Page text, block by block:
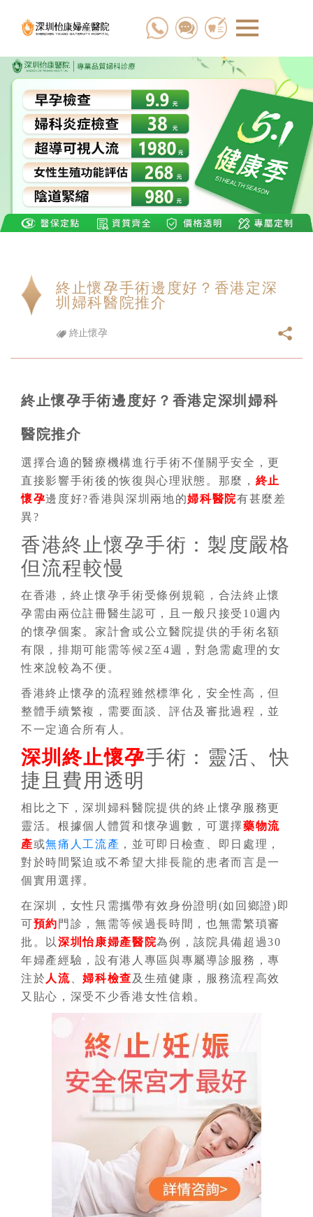
終止懷孕手術邊度好？香港定深
圳婦科醫院推介
終止懷孕
終止懷孕手術邊度好？香港定深圳婦科
醫院推介
選擇合適的醫療機構進行手術不僅關乎安全，更
直接影響手術後的恢復與心理狀態。那麼， 終止
懷孕邊度好?香港與深圳兩地的婦科醫院有甚麼差
異?
香港終止懷孕手術：製度嚴格
但流程較慢
在香港，終止懷孕手術受條例規範，合法終止懷
孕需由兩位註冊醫生認可，且一般只接受10週內
的懷孕個案。家計會或公立醫院提供的手術名額
有限，排期可能需等候2至4週，對急需處理的女
性來說較為不便。
香港終止懷孕的流程雖然標準化，安全性高，但
整體手續繁複，需要面談、評估及審批過程，並
不一定適合所有人。
深圳終止懷孕手術：靈活、快
捷且費用透明
相比之下，深圳婦科醫院提供的終止懷孕服務更
靈活。根據個人體質和懷孕週數，可選擇藥物流
產或無痛人工流產 ，並可即日檢查、即日處理，
對於時間緊迫或不希望大排長龍的患者而言是一
個實用選擇。
在深圳，女性只需攜帶有效身份證明(如回鄉證)即
可預約 門診，無需等候過長時間，也無需繁瑣審
批。以深圳怡康婦產醫院為例，該院具備超過30
年婦產經驗，設有港人專區與專屬導診服務，專
注於 人流 、婦科檢查 及生殖健康，服務流程高效
又貼心，深受不少香港女性信賴。